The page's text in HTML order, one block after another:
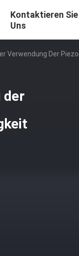
Kontaktieren Sie
Uns
Verwendung Der
der